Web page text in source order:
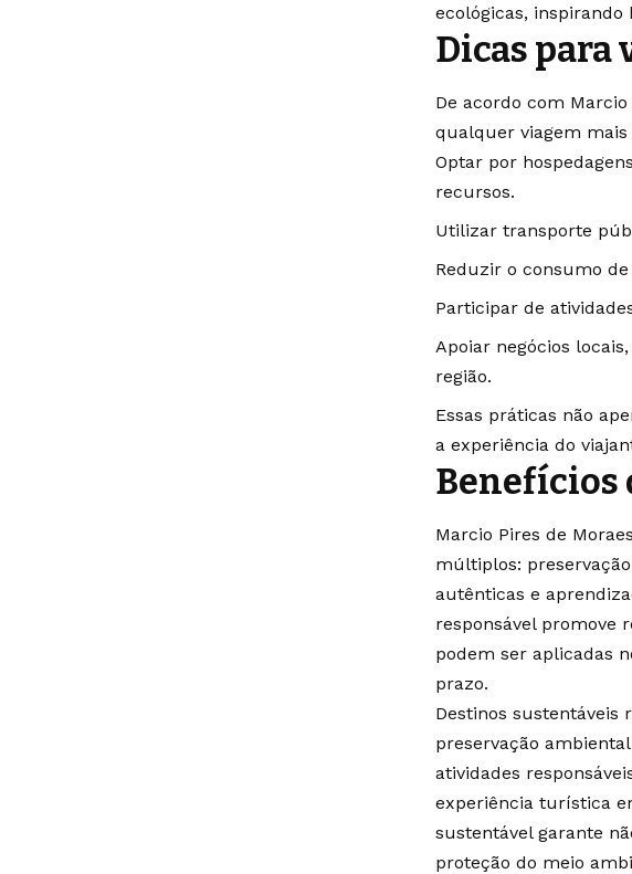
ecológicas, inspirando
Dicas para
De acordo com
qualquer viagem mais
Optar por
recursos.
Utilizar transporte
Reduzir o consumo
Participar de
Apoiar negócios
região.
Essas práticas não
a experiência do
Benefícios
Marcio Pires de
múltiplos:
autênticas e
responsável promove
podem ser aplicadas
prazo.
Destinos
preservação
atividades
experiência turística
sustentável garante
proteção do meio